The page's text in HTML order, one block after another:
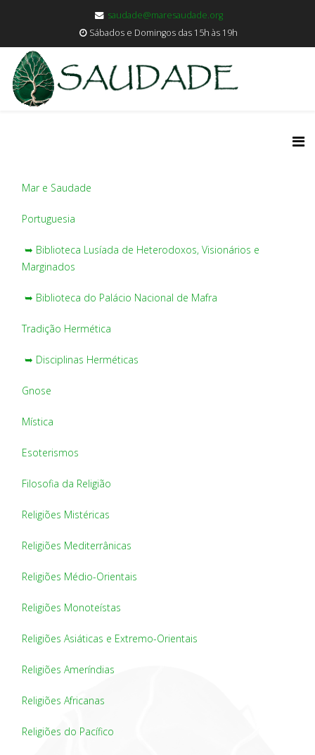
saudade@maresaudade.org
Sábados e Domingos das 15h às 19h
Mar e Saudade
Portuguesia
➥ Biblioteca Lusíada de Heterodoxos, Visionários e
Marginados
➥ Biblioteca do Palácio Nacional de Mafra
Tradição Hermética
➥ Disciplinas Herméticas
Gnose
Mística
Esoterismos
Filosofia da Religião
Religiões Mistéricas
Religiões Mediterrânicas
Religiões Médio-Orientais
Religiões Monoteístas
Religiões Asiáticas e Extremo-Orientais
Religiões Ameríndias
Religiões Africanas
Religiões do Pacífico